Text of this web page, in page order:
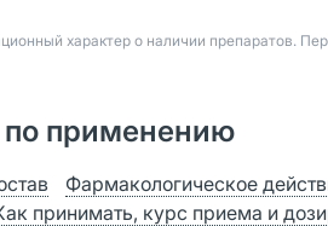
характер о наличии препаратов.
применению
Фармакологическое
принимать, курс приема и